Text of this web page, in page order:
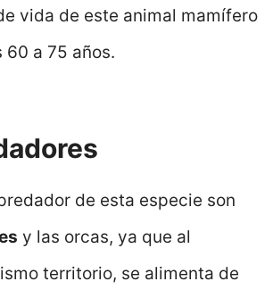
vida de este animal mamífero
60 a 75 años.
de esta especie son
y las orcas, ya que al
territorio, se alimenta de